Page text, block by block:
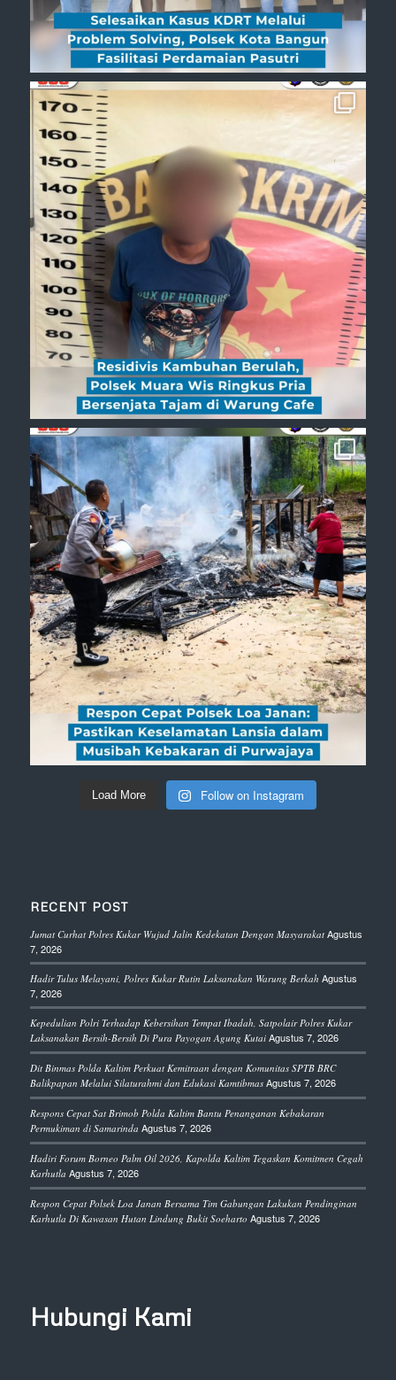
Load More Follow on Instagram
RECENT POST
Jumat Curhat Polres Kukar Wujud Jalin Kedekatan Dengan Masyarakat Agustus
7, 2026
Hadir Tulus Melayani, Polres Kukar Rutin Laksanakan Warung Berkah Agustus
7, 2026
Kepedulian Polri Terhadap Kebersihan Tempat Ibadah, Satpolair Polres Kukar
Laksanakan Bersih-Bersih Di Pura Payogan Agung Kutai Agustus 7, 2026
Dit Binmas Polda Kaltim Perkuat Kemitraan dengan Komunitas SPTB BRC
Balikpapan Melalui Silaturahmi dan Edukasi Kamtibmas Agustus 7, 2026
Respons Cepat Sat Brimob Polda Kaltim Bantu Penanganan Kebakaran
Permukiman di Samarinda Agustus 7, 2026
Hadiri Forum Borneo Palm Oil 2026, Kapolda Kaltim Tegaskan Komitmen Cegah
Karhutla Agustus 7, 2026
Respon Cepat Polsek Loa Janan Bersama Tim Gabungan Lakukan Pendinginan
Karhutla Di Kawasan Hutan Lindung Bukit Soeharto Agustus 7, 2026
Hubungi Kami